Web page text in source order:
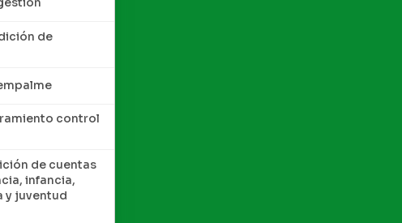
de
control
de cuentas
infancia,
y juventud